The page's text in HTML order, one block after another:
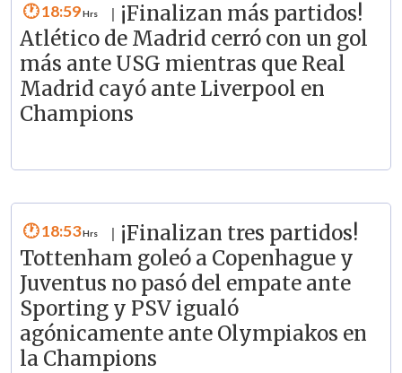
18:59
¡Finalizan más partidos!
Atlético de Madrid cerró con un gol
más ante USG mientras que Real
Madrid cayó ante Liverpool en
Champions
18:53
¡Finalizan tres partidos!
Tottenham goleó a Copenhague y
Juventus no pasó del empate ante
Sporting y PSV igualó
agónicamente ante Olympiakos en
la Champions